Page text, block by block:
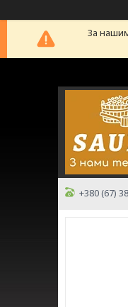
За
+380 (67)